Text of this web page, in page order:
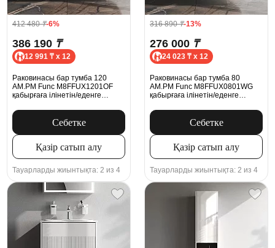
412 480₸-6%
386 190 ₸
12 991 ₸ x 12
Раковинасы бар тумба 120
AM.PM Func M8FFUX1201OF
қабырғаға ілінетін/еденге
Себетке
Қазір сатып алу
Тауарларды жиынтықта: 2 из 4
316 890₸-13%
276 000 ₸
24 023 ₸ x 12
Раковинасы бар тумба 80
AM.PM Func M8FFUX0801WG
қабырғаға ілінетін/еденге
Себетке
Қазір сатып алу
Тауарларды жиынтықта: 2 из 4